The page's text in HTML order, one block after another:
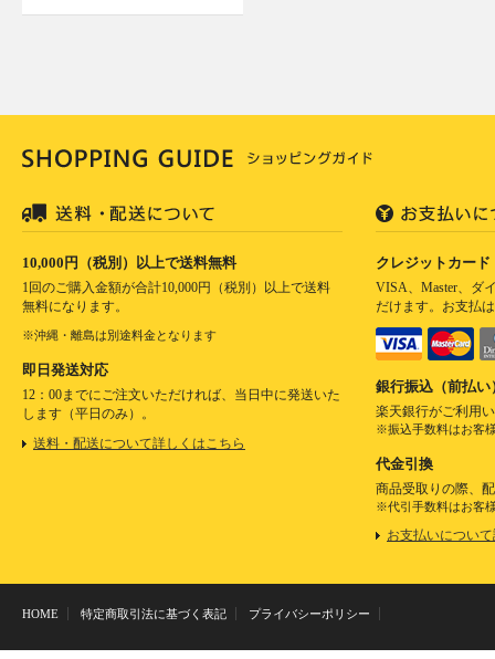
10,000円（税別）以上で送料無料
1回のご購入金額が合計10,000円（税別）以上で送料
無料になります。
※沖縄・離島は別途料金となります
即日発送対応
12：00までにご注文いただければ、当日中に発送いた
します（平日のみ）。
送料・配送について詳しくはこちら
クレジットカード
VISA、Master、ダ
だけます。お支払
銀行振込（前払い
楽天銀行がご利用
※振込手数料はお客
代金引換
商品受取りの際、
※代引手数料はお客
お支払いについ
HOME 特定商取引法に基づく表記 プライバシーポリシー